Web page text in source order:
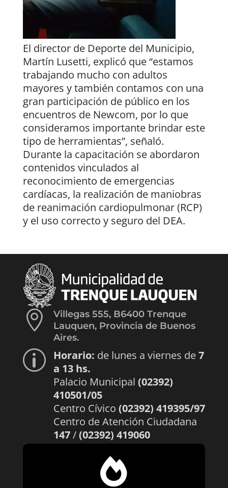
El director de Deporte del Municipio,
Martín Lusetti, explicó que “estamos
trabajando mucho con adultos
mayores y también contamos con una
gran participación de público en los
encuentros de Newcom, por lo que
consideramos importante brindar este
tipo de herramientas”, señaló.
Durante la capacitación se abordaron
contenidos vinculados al
reconocimiento de emergencias
cardíacas, la realización de maniobras
de reanimación cardiopulmonar (RCP)
y el uso correcto y seguro del DEA.

Villegas 555, B6400 Trenque
Lauquen, Provincia de Buenos
Aires.
p Horario: de lunes a viernes de7
a 13 hs.
Palacio Municipal (02392)
410501/05
Centro Cívico (02392) 419395/97
Centro de Atención Ciudadana
147/(02392) 419060
